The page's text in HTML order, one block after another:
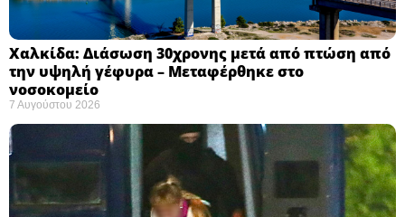
Χαλκίδα: Διάσωση 30χρονης μετά από πτώση από
την υψηλή γέφυρα – Μεταφέρθηκε στο
νοσοκομείο ​
7 Αυγούστου 2026